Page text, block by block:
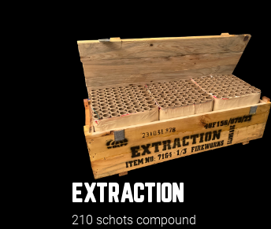
EXTRACTION
210 schots compound